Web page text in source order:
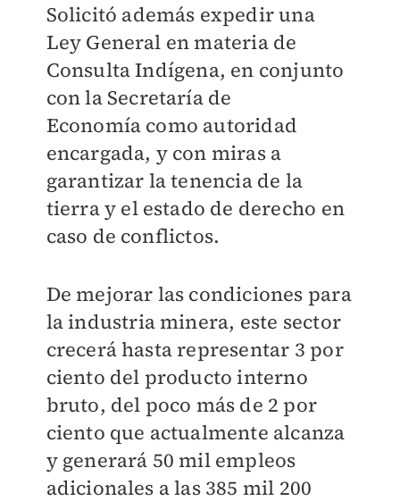
Solicitó además expedir una
Ley General en materia de
Consulta Indígena, en conjunto
con la Secretaría de
Economía como autoridad
encargada, y con miras a
garantizar la tenencia de la
tierra y el estado de derecho en
caso de conflictos.
De mejorar las condiciones para
la industria minera, este sector
crecerá hasta representar 3 por
ciento del producto interno
bruto, del poco más de 2 por
ciento que actualmente alcanza
y generará 50 mil empleos
adicionales a las 385 mil 200